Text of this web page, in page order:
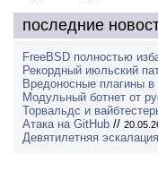
последние
FreeBSD полностью
Рекордный июльский
Вредоносные плагины
Модульный ботнет от
Торвальдс и
Атака на GitHub //
Девятилетняя